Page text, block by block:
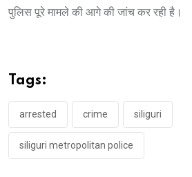
पुलिस पूरे मामले की आगे की जांच कर रही है।
Tags:
arrested crime siliguri
siliguri metropolitan police